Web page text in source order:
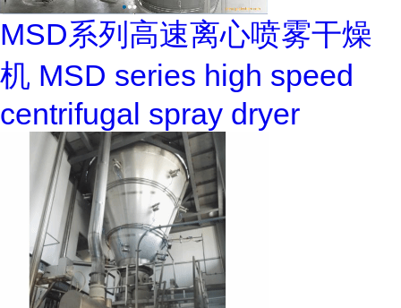
MSD系列高速离心喷雾干燥
机 MSD series high speed
centrifugal spray dryer